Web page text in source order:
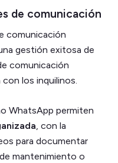
de comunicación
comunicación
gestión exitosa de
comunicación
los inquilinos.
WhatsApp permiten
, con la
para documentar
mantenimiento o